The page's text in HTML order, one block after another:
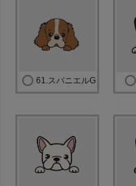
61.スパニエルG